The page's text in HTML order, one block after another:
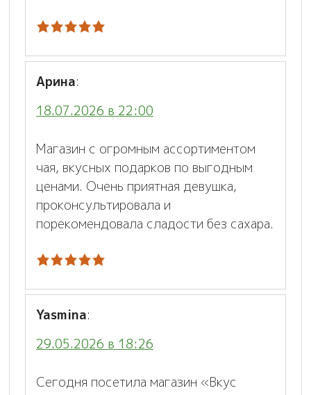
Арина:
18.07.2026 в 22:00
Магазин с огромным ассортиментом
чая, вкусных подарков по выгодным
ценами. Очень приятная девушка,
проконсультировала и
порекомендовала сладости без сахара.
Yasmina:
29.05.2026 в 18:26
Сегодня посетила магазин «Вкус